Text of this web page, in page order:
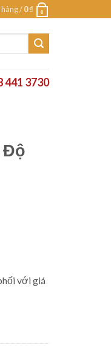
hàng /0₫ 0
441 3730
Độ
với giá